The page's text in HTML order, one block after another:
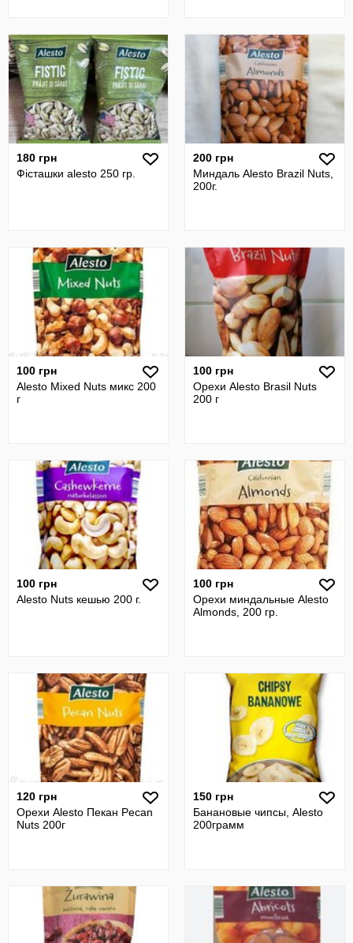
180 грн
Фісташки alesto 250 гр.
200 грн
Миндаль Alesto Brazil Nuts,
200г.
100 грн
Alesto Mixed Nuts микс 200
г
100 грн
Орехи Alesto Brasil Nuts
200 г
100 грн
Alesto Nuts кешью 200 г.
100 грн
Орехи миндальные Alesto
Almonds, 200 гр.
120 грн
Орехи Alesto Пекан Pecan
Nuts 200г
150 грн
Банановые чипсы, Alesto
200грамм